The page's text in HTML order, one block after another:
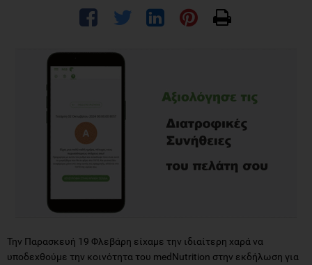
Την Παρασκευή 19 Φλεβάρη είχαμε την ιδιαίτερη χαρά να
υποδεχθούμε την κοινότητα του medNutrition στην εκδήλωση για